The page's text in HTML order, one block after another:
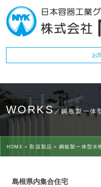
お
WORKS／鋼板製一体
HOME >取扱製品 > 鋼板製一体型水
島根県内集合住宅